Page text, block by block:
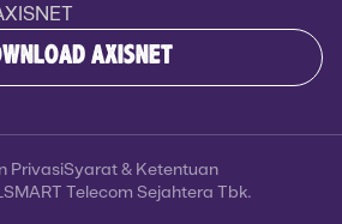
AXISNET
Telecom Sejahtera Tbk.
PrivasiSyarat & Ketentuan